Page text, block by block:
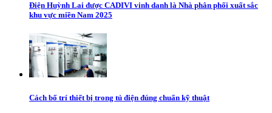
Điện Huỳnh Lai được CADIVI vinh danh là Nhà phân phối xuất sắc
khu vực miền Nam 2025
Cách bố trí thiết bị trong tủ điện đúng chuẩn kỹ thuật